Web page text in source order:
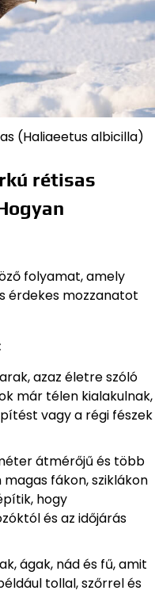
(Haliaeetus albicilla)
rétisas
folyamat, amely
érdekes mozzanatot
azaz életre szóló
már télen kialakulnak,
vagy a régi fészek
átmérőjű és több
fákon, sziklákon
hogy
és az időjárás
ágak, nád és fű, amit
tollal, szőrrel és